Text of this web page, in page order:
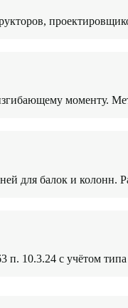
моменту.
для балок и
п. 10.3.24 с учётом